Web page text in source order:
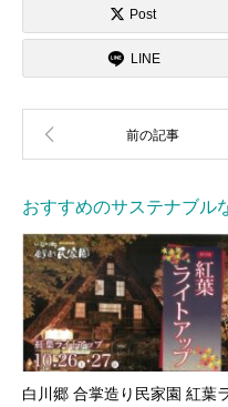
Post
LINE
おすすめのサステナブル
白川郷 合掌造り民家園 紅葉